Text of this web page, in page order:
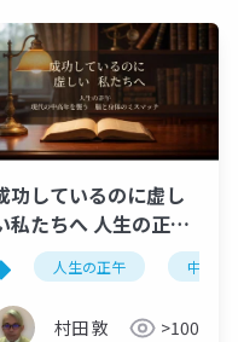
凪の佇まい
功しているのに虚し
私たちへ 人生の正午
現代の中高年を襲う
と身体のミスマッ
〜
人生の正午 中高年
村田 敦 >100